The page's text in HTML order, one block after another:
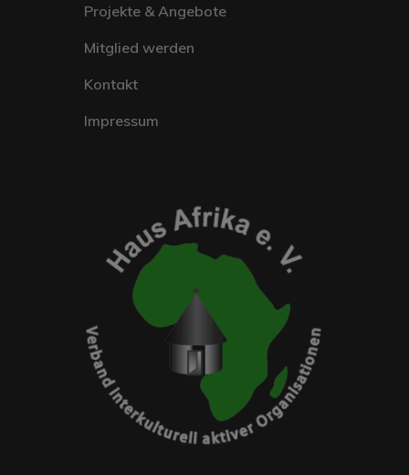
Projekte & Angebote
Mitglied werden
Kontakt
Impressum